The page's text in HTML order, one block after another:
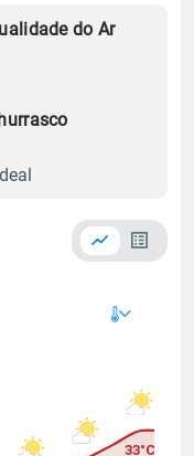
do Ar